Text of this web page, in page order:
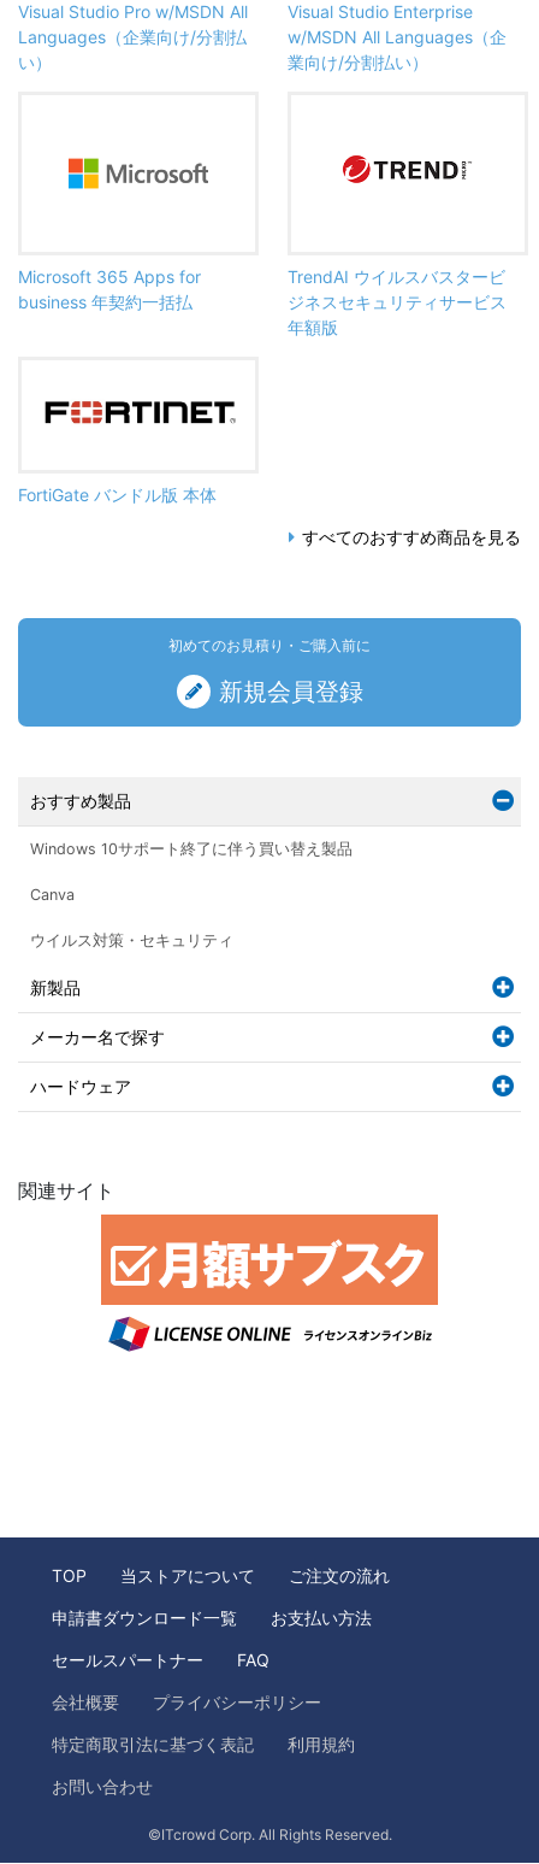
Visual Studio Pro w/MSDN All
Languages（企業向け/分割払
い）
Visual Studio Enterprise
w/MSDN All Languages（企
業向け/分割払い）
Microsoft 365 Apps for
business 年契約一括払
TrendAI ウイルスバスタービ
ジネスセキュリティサービス
年額版
FortiGate バンドル版 本体
すべてのおすすめ商品を見る
初めてのお見積り・ご購入前に
新規会員登録
おすすめ製品
Windows 10サポート終了に伴う買い替え製品
Canva
ウイルス対策・セキュリティ
新製品
メーカー名で探す
ハードウェア
関連サイト
TOP 当ストアについて ご注文の流れ
申請書ダウンロード一覧 お支払い方法
セールスパートナー FAQ
会社概要 プライバシーポリシー
特定商取引法に基づく表記 利用規約
お問い合わせ
©ITcrowd Corp. All Rights Reserved.